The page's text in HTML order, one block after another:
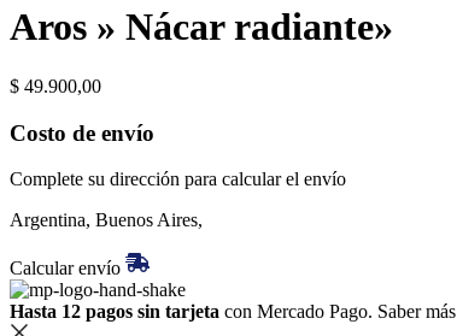
Aros » Nácar radiante»
$ 49.900,00
Costo de envío
Complete su dirección para calcular el envío
Argentina, Buenos Aires,
Calcular envío
Hasta 12 pagos sin tarjeta con Mercado Pago. Saber más